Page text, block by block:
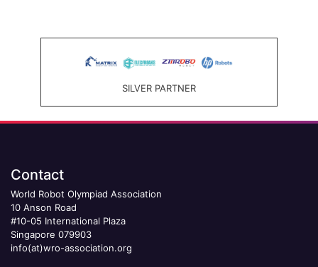
SILVER PARTNER
Contact
World Robot Olympiad Association
10 Anson Road
#10-05 International Plaza
Singapore 079903
info(at)wro-association.org